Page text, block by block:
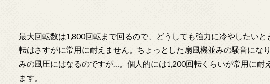
最大回転数は1,800回転まで回るので、どうしても強力に冷やしたい
転はさすがに常用に耐えません。ちょっとした扇風機並みの騒音にな
みの風圧にはなるのですが…。個人的には1,200回転くらいが常用に耐
ます。